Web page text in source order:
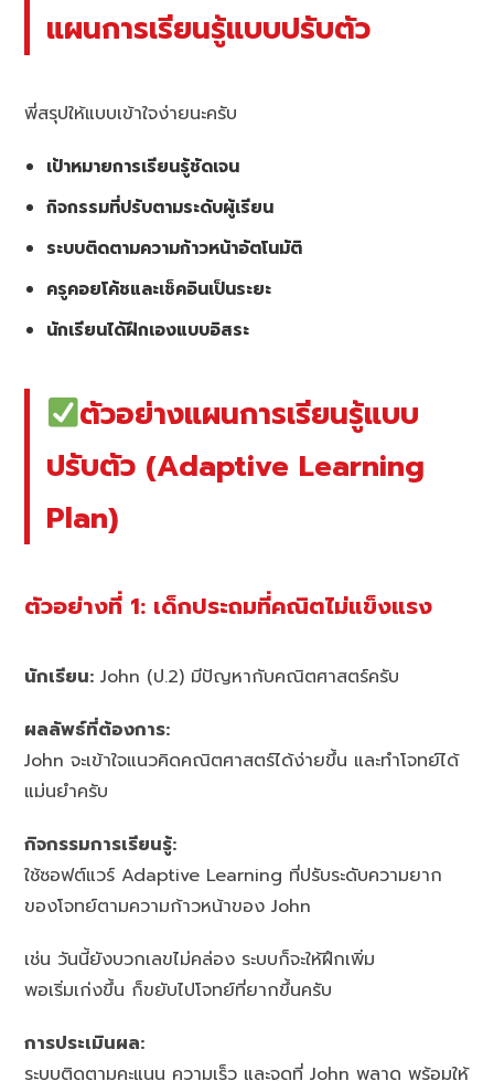
แผนการเรียนรู้แบบปรับตัว
พี่สรุปให้แบบเข้าใจง่ายนะครับ
เป้าหมายการเรียนรู้ชัดเจน
กิจกรรมที่ปรับตามระดับผู้เรียน
ระบบติดตามความก้าวหน้าอัตโนมัติ
ครูคอยโค้ชและเช็คอินเป็นระยะ
นักเรียนได้ฝึกเองแบบอิสระ
ตัวอย่างแผนการเรียนรู้แบบ
ปรับตัว (Adaptive Learning
Plan)
ตัวอย่างที่ 1: เด็กประถมที่คณิตไม่แข็งแรง
นักเรียน: John (ป.2) มีปัญหากับคณิตศาสตร์ครับ
ผลลัพธ์ที่ต้องการ:
John จะเข้าใจแนวคิดคณิตศาสตร์ได้ง่ายขึ้น และทำโจทย์ได้
แม่นยำครับ
กิจกรรมการเรียนรู้:
ใช้ซอฟต์แวร์ Adaptive Learning ที่ปรับระดับความยาก
ของโจทย์ตามความก้าวหน้าของ John
เช่น วันนี้ยังบวกเลขไม่คล่อง ระบบก็จะให้ฝึกเพิ่ม
พอเริ่มเก่งขึ้น ก็ขยับไปโจทย์ที่ยากขึ้นครับ
การประเมินผล:
ระบบติดตามคะแนน ความเร็ว และจุดที่ John พลาด พร้อมให้